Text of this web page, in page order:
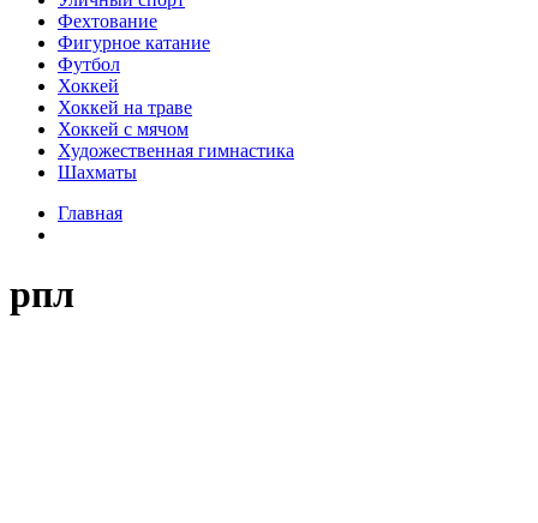
Фехтование
Фигурное катание
Футбол
Хоккей
Хоккей на траве
Хоккей с мячом
Художественная гимнастика
Шахматы
Главная
рпл